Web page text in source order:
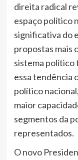
direita radical
espaço político
significativa do
propostas mais
sistema político
essa tendência
político
maior
segmentos da
representados.
O novo